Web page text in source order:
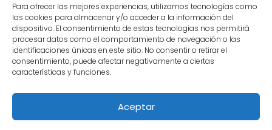
Para ofrecer las mejores experiencias, utilizamos tecnologías como
las cookies para almacenar y/o acceder a la información del
dispositivo. El consentimiento de estas tecnologías nos permitirá
procesar datos como el comportamiento de navegación o las
identificaciones únicas en este sitio. No consentir o retirar el
consentimiento, puede afectar negativamente a ciertas
características y funciones.
Aceptar
Aviso legal
Política de Privacidad
Política de Cookies
Contacto